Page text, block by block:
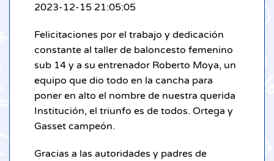
2023-12-15 21:05:05
Felicitaciones por el trabajo y dedicación
constante al taller de baloncesto femenino
sub 14 y a su entrenador Roberto Moya, un
equipo que dio todo en la cancha para
poner en alto el nombre de nuestra querida
Institución, el triunfo es de todos. Ortega y
Gasset campeón.
Gracias a las autoridades y padres de